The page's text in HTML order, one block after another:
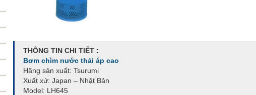
THÔNG TIN CHI TIẾT :
Bơm chìm nước thải áp cao
Hãng sản xuất: Tsurumi
Xuất xứ: Japan – Nhật Bản
Model: LH645